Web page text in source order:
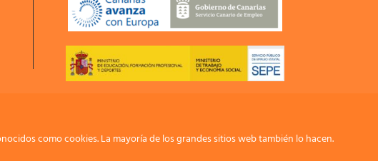
como cookies. La mayoría de los grandes sitios web también lo hacen.